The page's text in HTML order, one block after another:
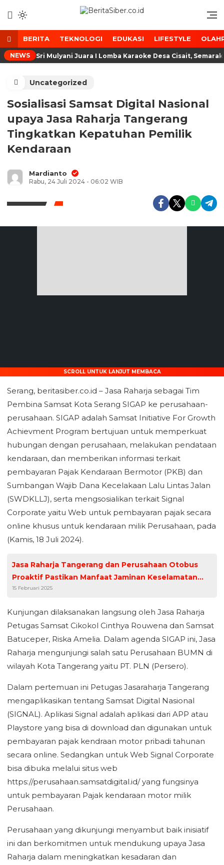
konten
BERITA TEKNOLOGI EDUKASI LIFESTYLE
NEWS Sri Mulyani Juara I Lomba Karaoke Desa Cisait,
Uncategorized
Sosialisasi Samsat Digital Nasional
upaya Jasa Raharja Tangerang
Tingkatkan Kepatuhan Pemilik
Kendaraan
Mardianto
Rabu, 24 Juli 2024 - 06:02 WIB
SCROLL UNTUK LANJUT MEMBACA
Serang, beritasiber.co.id – Jasa Raharja sebagai Tim
Pembina Samsat Kota Serang SIGAP ke perusahaan-
perusahaan. SIGAP adalah Samsat Initiative For Growth
Achievment Program bertujuan untuk memperkuat
hubungan dengan perusahaan, melakukan pendataan
kendaraan, dan memberikan informasi terkait
pembayaran Pajak Kendaraan Bermotor (PKB) dan
Sumbangan Wajib Dana Kecelakaan Lalu Lintas Jalan
(SWDKLLJ), serta mengsosialikan terkait Signal
Corporate yaitu Web untuk pembayaran pajak secara
online khusus untuk kendaraan milik Perusahaan, pada
(Kamis, 18 Juli 2024).
Jasa Raharja Tangerang dan Perusahaan Otobus
Proaktif Pastikan Manfaat Jaminan Keselamatan
Penumpang
15 Februari 2025
Kunjungan dilaksanakan langsung oleh Jasa Raharja
Petugas Samsat Cikokol Cinthya Rouwena dan Samsat
Batuceper, Riska Amelia. Dalam agenda SIGAP ini, Jasa
Raharja mengunjungi salah satu Perusahaan BUMN di
wilayah Kota Tangerang yaitu PT. PLN (Persero).
Dalam pertemuan ini Petugas Jasaraharja Tangerang
mengaplikasikan tentang Samsat Digital Nasional
(SIGNAL). Aplikasi Signal adalah aplikasi dari APP atau
Playstore yang bisa di download dan digunakan untuk
pembayaran pajak kendraan motor pribadi tahunan
secara online. Sedangkan untuk Web Signal Corporate
bisa dibuka melalui situs web
https://perusahaan.samsatdigital.id/ yang fungsinya
untuk pembayaran Pajak kendaraan motor milik
Perusahaan.
Perusahaan yang dikunjungi menyambut baik inisiatif
ini dan berkomitmen untuk mendukung upaya Jasa
Raharja dalam meningkatkan kesadaran dan